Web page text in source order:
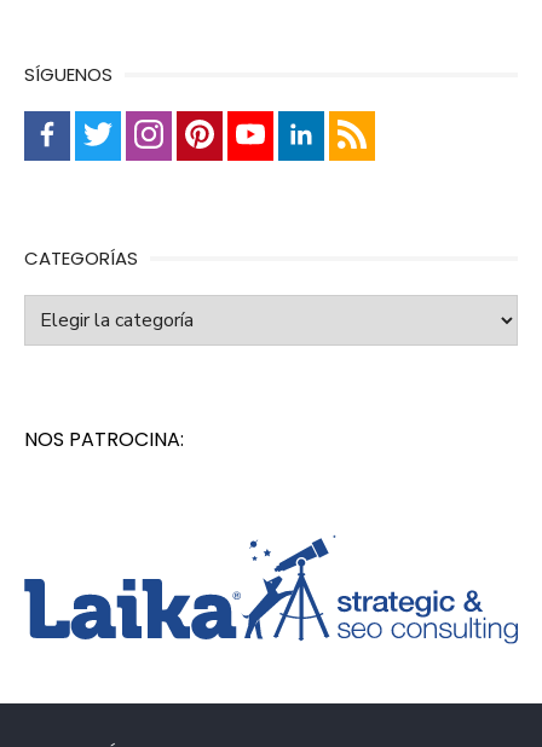
SÍGUENOS
CATEGORÍAS
Categorías
NOS PATROCINA: